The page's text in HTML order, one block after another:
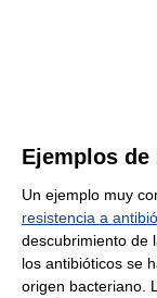
Ejemplos
Un ejemplo muy
resistencia a
descubrimiento de
los antibióticos se
origen bacteriano.